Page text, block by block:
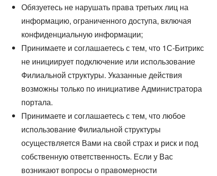
Обязуетесь не нарушать права третьих лиц на
информацию, ограниченного доступа, включая
конфиденциальную информации;
Принимаете и соглашаетесь с тем, что 1С-Битрикс
не инициирует подключение или использование
Филиальной структуры. Указанные действия
возможны только по инициативе Администратора
портала.
Принимаете и соглашаетесь с тем, что любое
использование Филиальной структуры
осуществляется Вами на свой страх и риск и под
собственную ответственность. Если у Вас
возникают вопросы о правомерности